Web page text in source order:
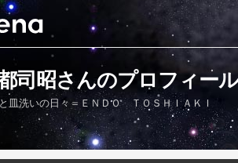
司昭さんのプロフィール
皿洗いの日々＝ＥＮＤＯ ＴＯＳＨＩＡＫＩ